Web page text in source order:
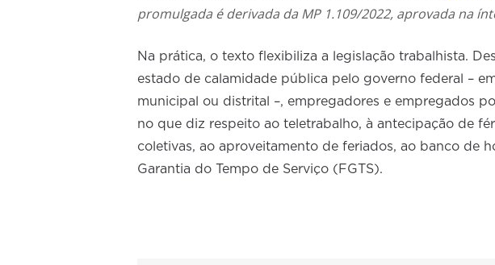
promulgada é derivada da MP 1.109/2022, aprovada na
Na prática, o texto flexibiliza a legislação trabalhista.
estado de calamidade pública pelo governo federal –
municipal ou distrital –, empregadores e empregados
no que diz respeito ao teletrabalho, à antecipação de
coletivas, ao aproveitamento de feriados, ao banco de
Garantia do Tempo de Serviço (FGTS).